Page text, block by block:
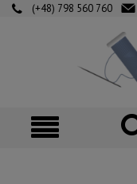
(+48) 798 560 760